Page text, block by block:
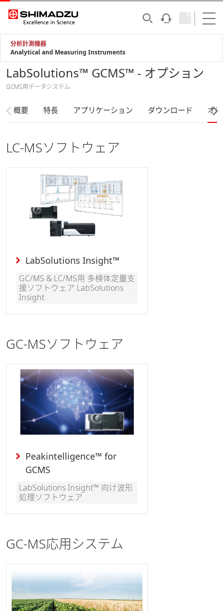
分析計測機器
Analytical and Measuring Instruments
LabSolutions™ GCMS™ - オプション
GCMS用データシステム
概要 特長 アプリケーション ダウンロード オ
LC-MSソフトウェア
LabSolutions Insight™
GC/MS & LC/MS用 多検体定量支
援ソフトウェア LabSolutions
Insight
GC-MSソフトウェア
Peakintelligence™ for
GCMS
LabSolutions Insight™ 向け波形
処理ソフトウェア
GC-MS応用システム